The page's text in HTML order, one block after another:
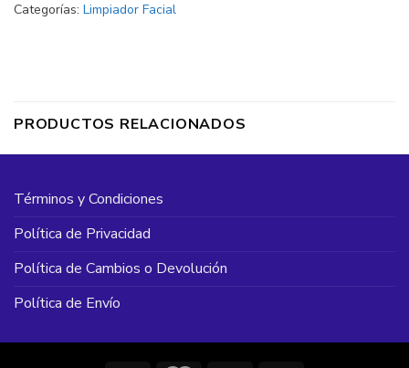
Categorías: Limpiador Facial
PRODUCTOS RELACIONADOS
Términos y Condiciones
Política de Privacidad
Política de Cambios o Devolución
Política de Envío